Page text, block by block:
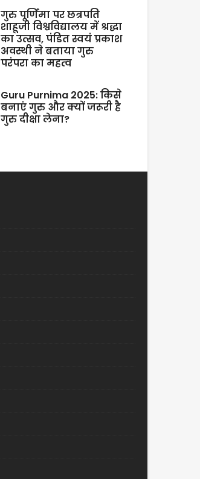
गुरु पूर्णिमा पर छत्रपति
शाहूजी विश्वविद्यालय में श्रद्धा
का उत्सव, पंडित स्वयं प्रकाश
अवस्थी ने बताया गुरु
परंपरा का महत्व
Guru Purnima 2025: किसे
बनाएं गुरु और क्यों जरूरी है
गुरु दीक्षा लेना?